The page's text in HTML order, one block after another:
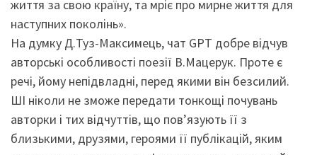
життя за свою країну, та мріє про мирне життя для
наступних поколінь».
На думку Д.Туз-Максимець, чат GPT добре відчув
авторські особливості поезії В.Мацерук. Проте є
речі, йому непідвладні, перед якими він безсилий.
ШІ ніколи не зможе передати тонкощі почувань
авторки і тих відчуттів, що пов’язують її з
близькими, друзями, героями її публікацій, яким